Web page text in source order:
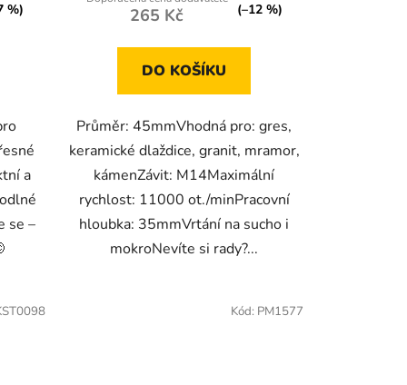
%)
a
se –
265 Kč (–12 %)
DO KOŠÍKU
Průměr: 45mmVhodná pro: gres,
keramické dlaždice, granit, mramor,
kámenZávit: M14Maximální
rychlost: 11000 ot./minPracovní
hloubka: 35mmVrtání na sucho i
mokroNevíte si rady?...
Kód: PM1577